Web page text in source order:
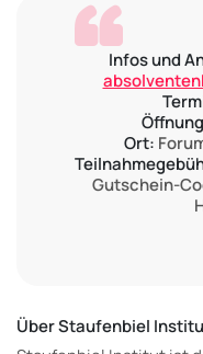
Infos und
Ort:
Gutschein-
Über Staufenbiel